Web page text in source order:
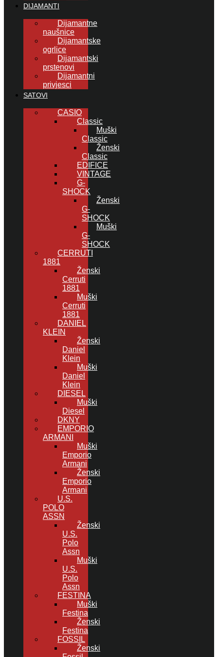
DIJAMANTI
Dijamantne
naušnice
Dijamantske
ogrlice
Dijamantski
prstenovi
Dijamantni
privjesci
SATOVI
CASIO
Classic
Muški
Classic
Ženski
Classic
EDIFICE
VINTAGE
G-
SHOCK
Ženski
G-
SHOCK
Muški
G-
SHOCK
CERRUTI
1881
Ženski
Cerruti
1881
Muški
Cerruti
1881
DANIEL
KLEIN
Ženski
Daniel
Klein
Muški
Daniel
Klein
DIESEL
Muški
Diesel
DKNY
EMPORIO
ARMANI
Muški
Emporio
Armani
Ženski
Emporio
Armani
U.S.
POLO
ASSN
Ženski
U.S.
Polo
Assn
Muški
U.S.
Polo
Assn
FESTINA
Muški
Festina
Ženski
Festina
FOSSIL
Ženski